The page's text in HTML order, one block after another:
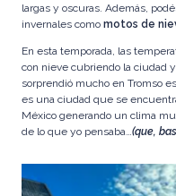
largas y oscuras. Además,
invernales como motos de
En esta temporada, las
con nieve cubriendo la ciudad
sorprendió mucho en Tromso
es una ciudad que se
México generando un clima
de lo que yo pensaba…(que,